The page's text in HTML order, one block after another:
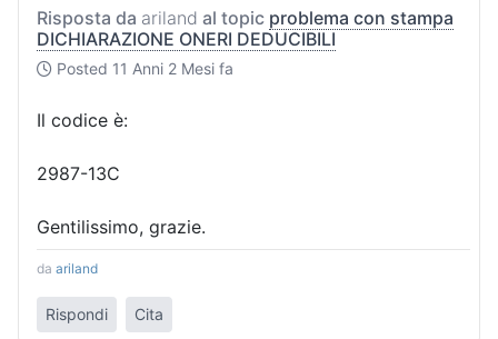
Risposta da ariland al topic problema con stampa
DICHIARAZIONE ONERI DEDUCIBILI
Posted 11 Anni 2 Mesi fa
Il codice è:
2987-13C
Gentilissimo, grazie.
da ariland
Rispondi Cita